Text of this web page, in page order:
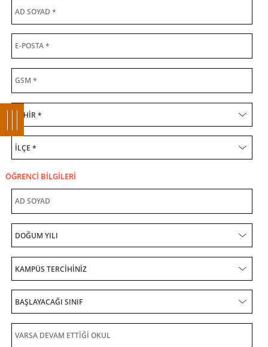
ÖĞRENCİ BİLGİLERİ